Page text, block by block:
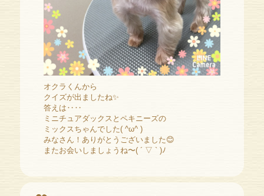
オクラくんから
クイズが出ましたね✨
答えは‥‥
ミニチュアダックスとペキニーズの
ミックスちゃんでした( ^ω^ )
みなさん！ありがとうございました😊
またお会いしましょうね〜( ´ ▽ ` )ﾉ